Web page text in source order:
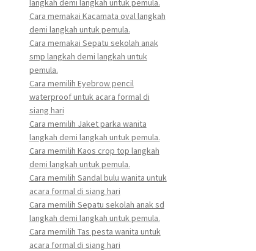
Cara memakai Kacamata oval langkah
demi langkah untuk pemula.
Cara memakai Sepatu sekolah anak
smp langkah demi langkah untuk
pemula.
Cara memilih Eyebrow pencil
waterproof untuk acara formal di
siang hari
Cara memilih Jaket parka wanita
langkah demi langkah untuk pemula.
Cara memilih Kaos crop top langkah
demi langkah untuk pemula.
Cara memilih Sandal bulu wanita untuk
acara formal di siang hari
Cara memilih Sepatu sekolah anak sd
langkah demi langkah untuk pemula.
Cara memilih Tas pesta wanita untuk
acara formal di siang hari